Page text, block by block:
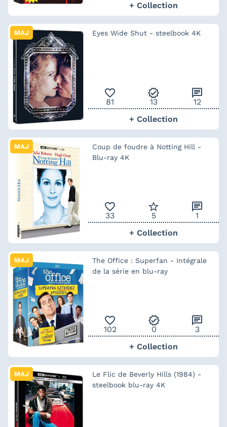
+ Collection
MAJ Eyes Wide Shut - steelbook 4K
favorite_outline
81
verified
13
chat
12
+ Collection
MAJ
Coup de foudre à Notting Hill -
Blu-ray 4K
favorite_outline
33
star_border
5
chat
1
+ Collection
MAJ
The Office : Superfan - Intégrale
de la série en blu-ray
favorite_outline
102
verified
0
chat
3
+ Collection
MAJ
Le Flic de Beverly Hills (1984) -
steelbook blu-ray 4K